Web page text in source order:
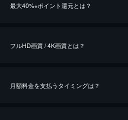
最大40%※ポイント還元とは？
※40％ポイント還元の対象は、クレジットカード決
フルHD画質 / 4K画質とは？
月額料金を支払うタイミングは？